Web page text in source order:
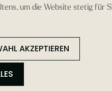
um die Website stetig für
AKZEPTIEREN